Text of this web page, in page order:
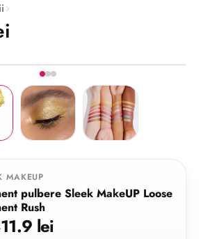
Imaginea 1 din 3
MAKEUP
pulbere Sleek MakeUP Loose
Rush
11.9 lei